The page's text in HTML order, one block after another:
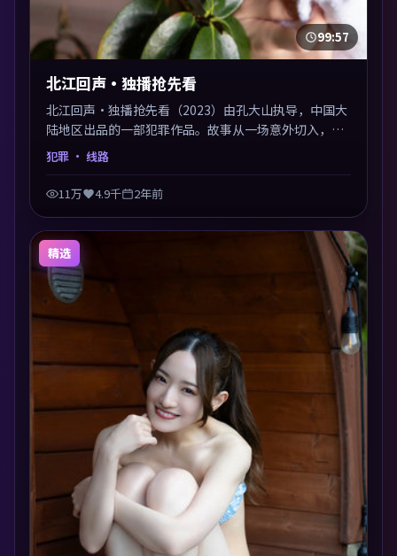
99:57
北江回声·独播抢先看
北江回声·独播抢先看（2023）由孔大山执导，中国大
陆地区出品的一部犯罪作品。故事从一场意外切入，人
物在道德与生存之间反复摇摆，叙事层层推进，情绪克
溅。
犯罪 · 线路
11万 4.9千 2年前
精选